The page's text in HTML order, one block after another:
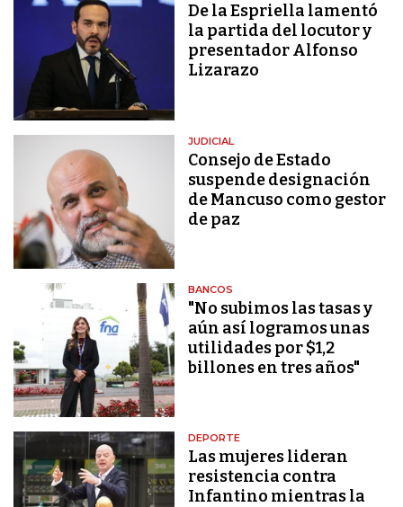
De la Espriella lamentó
la partida del locutor y
presentador Alfonso
Lizarazo
JUDICIAL
Consejo de Estado
suspende designación
de Mancuso como gestor
de paz
BANCOS
"No subimos las tasas y
aún así logramos unas
utilidades por $1,2
billones en tres años"
DEPORTE
Las mujeres lideran
resistencia contra
Infantino mientras la